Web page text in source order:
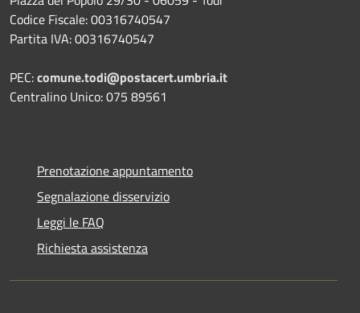
Codice Fiscale: 00316740547
Partita IVA: 00316740547
PEC:comune.todi@postacert.umbria.it
Centralino Unico: 075 89561
Prenotazione appuntamento
Segnalazione disservizio
Leggi le FAQ
Richiesta assistenza